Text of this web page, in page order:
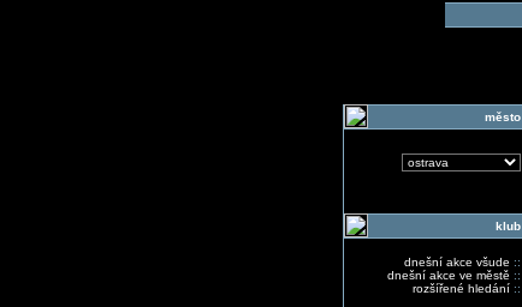
město
klub
dnešní akce všude ::
dnešní akce ve městě ::
rozšířené hledání::